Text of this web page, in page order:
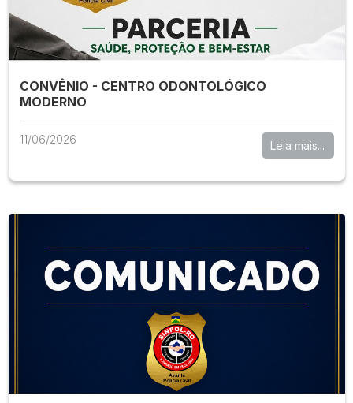
CONVÊNIO - CENTRO ODONTOLÓGICO
MODERNO
11/06/2026 Leia mais...